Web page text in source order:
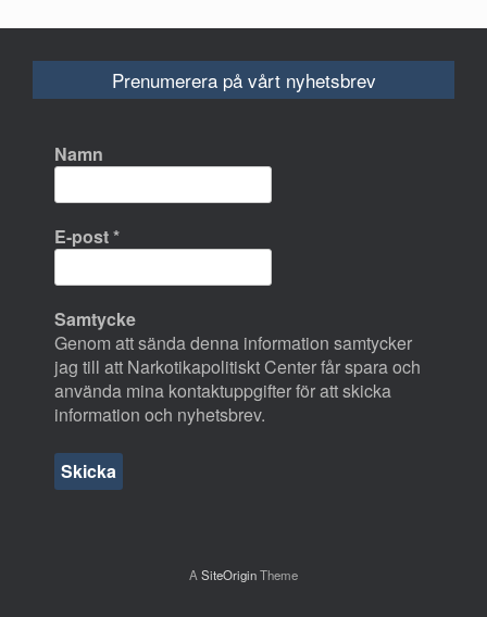
Prenumerera på vårt nyhetsbrev
Namn
E-post*
Samtycke
Genom att sända denna information samtycker
jag till att Narkotikapolitiskt Center får spara och
använda mina kontaktuppgifter för att skicka
information och nyhetsbrev.
A SiteOriginTheme